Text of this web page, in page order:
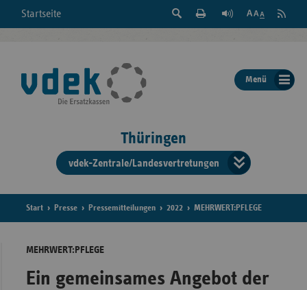
Startseite
Suche
der
Seite
Feed
Menü
Thüringen
vdek-Zentrale/Landesvertretungen
der
Start Presse Pressemitteilungen 2022 MEHRWERT:PFLEGE
MEHRWERT:PFLEGE
Ein gemeinsames Angebot der